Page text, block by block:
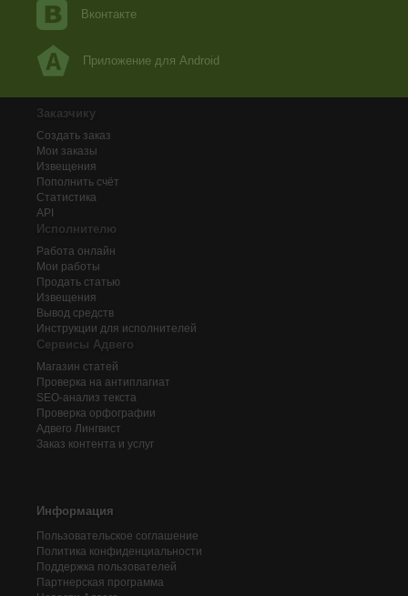
Вконтакте
Приложение для Android
Заказчику
Создать заказ
Мои заказы
Извещения
Пополнить счёт
Статистика
API
Исполнителю
Работа онлайн
Мои работы
Продать статью
Извещения
Вывод средств
Инструкции для исполнителей
Сервисы Адвего
Магазин статей
Проверка на антиплагиат
SEO-анализ текста
Проверка орфографии
Адвего Лингвист
Заказ контента и услуг
Информация
Пользовательское соглашение
Политика конфиденциальности
Поддержка пользователей
Партнерская программа